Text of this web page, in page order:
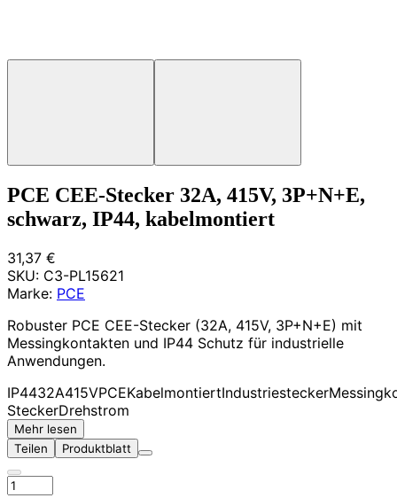
PCE CEE-Stecker 32A, 415V, 3P+N+E,
schwarz, IP44, kabelmontiert
31,37 €
SKU: C3-PL15621
Marke: PCE
Robuster PCE CEE-Stecker (32A, 415V, 3P+N+E) mit
Messingkontakten und IP44 Schutz für industrielle
Anwendungen.
IP4432A415VPCEKabelmontiertIndustriestecker
SteckerDrehstrom
Mehr lesen
Teilen
Produktblatt